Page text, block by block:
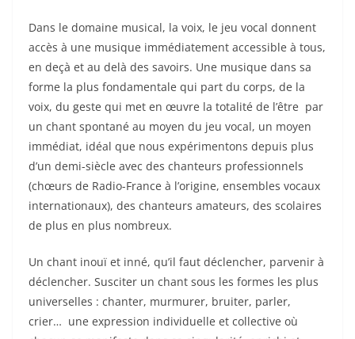
Dans le domaine musical, la voix, le jeu vocal donnent
accès à une musique immédiatement accessible à tous,
en deçà et au delà des savoirs. Une musique dans sa
forme la plus fondamentale qui part du corps, de la
voix, du geste qui met en œuvre la totalité de l’être par
un chant spontané au moyen du jeu vocal, un moyen
immédiat, idéal que nous expérimentons depuis plus
d’un demi-siècle avec des chanteurs professionnels
(chœurs de Radio-France à l’origine, ensembles vocaux
internationaux), des chanteurs amateurs, des scolaires
de plus en plus nombreux.
Un chant inouï et inné, qu’il faut déclencher, parvenir à
déclencher. Susciter un chant sous les formes les plus
universelles : chanter, murmurer, bruiter, parler,
crier… une expression individuelle et collective où